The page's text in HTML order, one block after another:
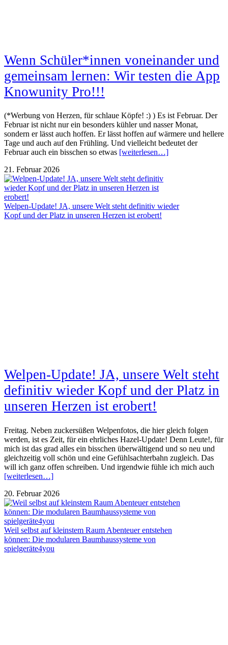
Wenn Schüler*innen voneinander und
gemeinsam lernen: Wir testen die App
Knowunity Pro!!!
(*Werbung von Herzen, für schlaue Köpfe! :) ) Es ist Februar. Der
Februar ist nicht nur ein besonders kühler und nasser Monat,
sondern er lässt auch hoffen. Er lässt hoffen auf wärmere und hellere
Tage und auch auf den Frühling. Und vielleicht bedeutet der
Februar auch ein bisschen so etwas [weiterlesen…]
21. Februar 2026
Welpen-Update! JA, unsere Welt steht definitiv wieder
Kopf und der Platz in unseren Herzen ist erobert!
Welpen-Update! JA, unsere Welt steht
definitiv wieder Kopf und der Platz in
unseren Herzen ist erobert!
Freitag. Neben zuckersüßen Welpenfotos, die hier gleich folgen
werden, ist es Zeit, für ein ehrliches Hazel-Update! Denn Leute!, für
mich ist das grad alles ein bisschen überwältigend und so neu und
gleichzeitig voll schön und eine Gefühlsachterbahn zugleich. Das
will ich ganz offen schreiben. Und irgendwie fühle ich mich auch
[weiterlesen…]
20. Februar 2026
Weil selbst auf kleinstem Raum Abenteuer entstehen
können: Die modularen Baumhaussysteme von
spielgeräte4you